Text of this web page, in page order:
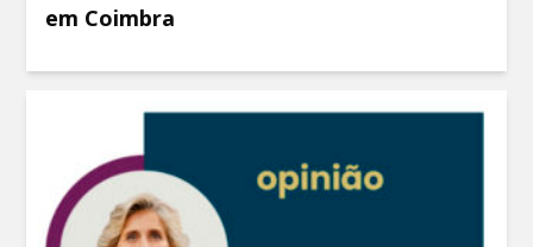
em Coimbra